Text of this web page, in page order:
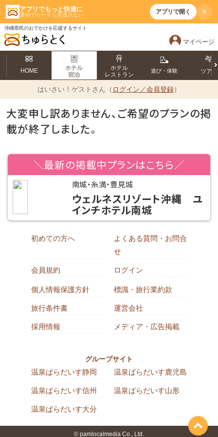
アプリでもっと快適に
通知でセールも見逃さない アプリで開く ×
沖縄県民のおでかけを応援するサイト
マイページ
HOME
ホテル
宿泊
ホテル
レストラン
遊び・体験 ツアー
はいさい！ ゲストさん（ ログイン／会員登録）
大変申し訳ありません、ご希望のプランの掲
載が終了しました。
＼最新の掲載中プランはこちら／
南城・糸満・豊見城
ウェルネスリゾート沖縄 ユ
インチホテル南城
初めての方へ
よくある質問・お問合
せ
会員規約 ログイン
個人情報保護方針 標識・旅行業約款
旅行条件書 運営会社
採用情報 メディア・広告掲載
グループサイト
温泉ぱらだいす静岡 温泉ぱらだいす鹿児島
温泉ぱらだいす信州 温泉ぱらだいす山形
温泉ぱらだいす大分
© pamlocalmedia Co., Ltd.